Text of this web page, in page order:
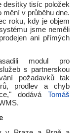
desítky tisíc položek
v průběhu dne.
roku, kdy je objem
jsme neměli
ani přímých
modul pro
s partnerskou
požadavků tak
prodlev a chyb
dodává Tomáš